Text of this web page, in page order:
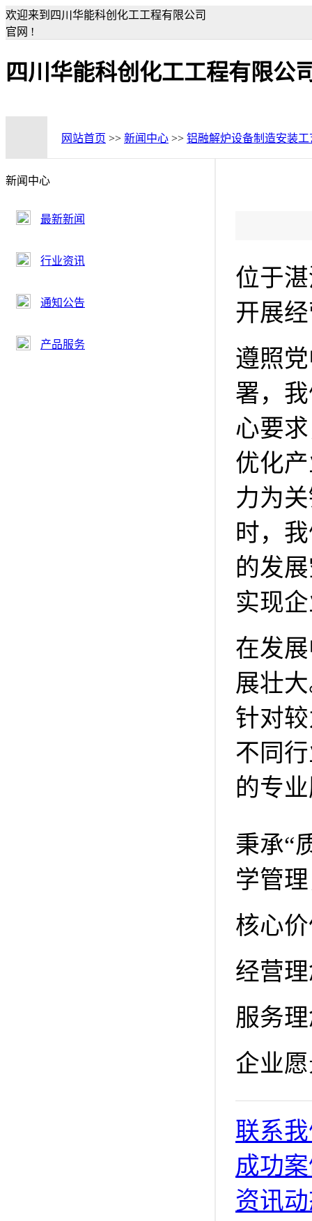
欢迎来到四川华能科创化工工程有限公司
官网 !
四川华能科创化工工程有限公
网站首页 >> 新闻中心 >> 铝融解炉设备制造安装
新闻中心
最新新闻
行业资讯
通知公告
产品服务
位于
开展
遵照
署，
心要
优化
力为
时，
的发
实现
在发
展壮
针对
不同
的专
秉承“
学管
核心
经营
服务
企业
联系
成功
资讯